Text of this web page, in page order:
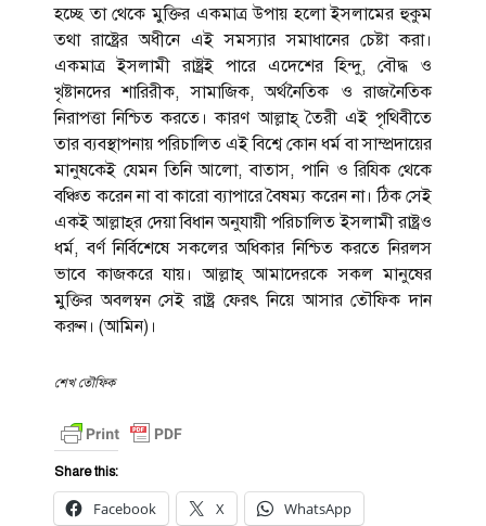
হচ্ছে তা থেকে মুক্তির একমাত্র উপায় হলো ইসলামের হুকুম
তথা রাষ্ট্রের অধীনে এই সমস্যার সমাধানের চেষ্টা করা।
একমাত্র ইসলামী রাষ্ট্রই পারে এদেশের হিন্দু, বৌদ্ধ ও
খৃষ্টানদের শারিরীক, সামাজিক, অর্থনৈতিক ও রাজনৈতিক
নিরাপত্তা নিশ্চিত করতে। কারণ আল্লাহ্‌ তৈরী এই পৃথিবীতে
তার ব্যবস্থাপনায় পরিচালিত এই বিশ্বে কোন ধর্ম বা সাম্প্রদায়ের
মানুষকেই যেমন তিনি আলো, বাতাস, পানি ও রিযিক থেকে
বঞ্চিত করেন না বা কারো ব্যাপারে বৈষম্য করেন না। ঠিক সেই
একই আল্লাহ্‌র দেয়া বিধান অনুযায়ী পরিচালিত ইসলামী রাষ্ট্রও
ধর্ম, বর্ণ নির্বিশেষে সকলের অধিকার নিশ্চিত করতে নিরলস
ভাবে কাজকরে যায়। আল্লাহ্‌ আমাদেরকে সকল মানুষের
মুক্তির অবলম্বন সেই রাষ্ট্র ফেরৎ নিয়ে আসার তৌফিক দান
করুন। (আমিন)।
শেখ তৌফিক
Share this:
Facebook X WhatsApp